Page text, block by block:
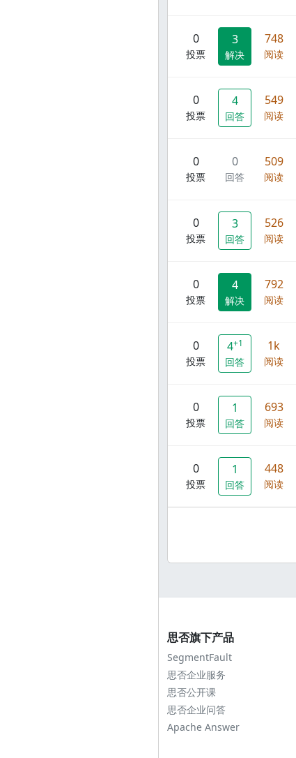
0
投票
3
解决
748
阅读
0
投票
4
回答
549
阅读
0
投票
0
回答
509
阅读
0
投票
3
回答
526
阅读
0
投票
4
解决
792
阅读
0
投票
4+1
回答
1k
阅读
0
投票
1
回答
693
阅读
0
投票
1
回答
448
阅读
思否旗下产品
SegmentFault
思否企业服务
思否公开课
思否企业问答
Apache Answer